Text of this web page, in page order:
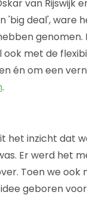
van Rijswijk
'big deal', ware
met de
én om een
.
het inzicht dat
Er werd het
Toen we ook
geboren voor